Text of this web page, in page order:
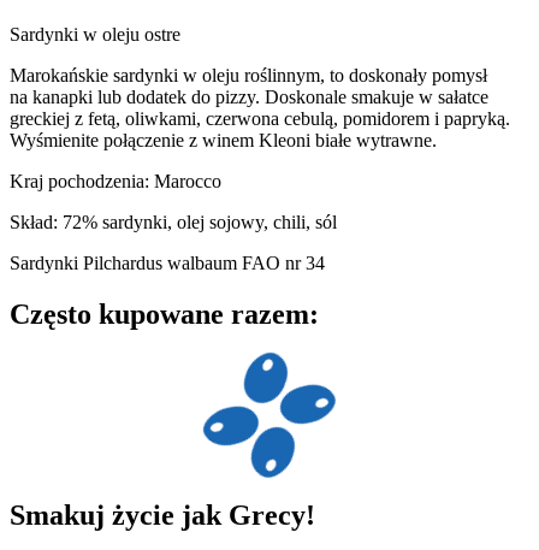
Sardynki w oleju ostre
Marokańskie sardynki w oleju roślinnym, to doskonały pomysł
na kanapki lub dodatek do pizzy. Doskonale smakuje w sałatce
greckiej z fetą, oliwkami, czerwona cebulą, pomidorem i papryką.
Wyśmienite połączenie z winem Kleoni białe wytrawne.
Kraj pochodzenia: Marocco
Skład: 72% sardynki, olej sojowy, chili, sól
Sardynki Pilchardus walbaum FAO nr 34
Często kupowane razem:
Smakuj życie jak Grecy!